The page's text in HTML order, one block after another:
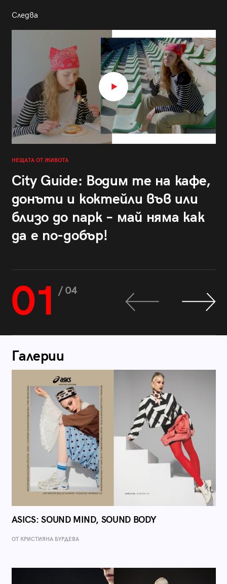
Следва
НЕЩАТА ОТ ЖИВОТА
City Guide: Водим те на кафе,
донъти и коктейли във или
близо до парк – май няма как
да е по-добър!
01 / 04
Галерии
ASICS: SOUND MIND, SOUND BODY
ОТ КРИСТИЯНА БУРДЕВА